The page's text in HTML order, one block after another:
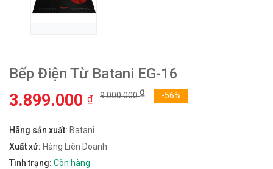
Bếp Điện Từ Batani EG-16
3.899.000 ₫ 9.000.000₫ -56%
Hãng sản xuất: Batani
Xuất xứ: Hàng Liên Doanh
Tình trạng: Còn hàng